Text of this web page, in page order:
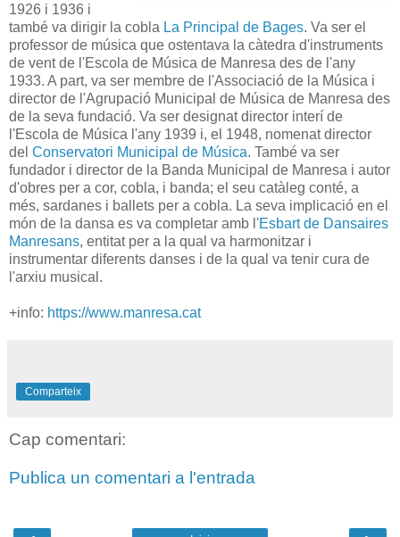
1926 i 1936 i
també va dirigir la cobla La Principal de Bages. Va ser el
professor de música que ostentava la càtedra d'instruments
de vent de l'Escola de Música de Manresa des de l'any
1933. A part, va ser membre de l'Associació de la Música i
director de l'Agrupació Municipal de Música de Manresa des
de la seva fundació. Va ser designat director interí de
l'Escola de Música l'any 1939 i, el 1948, nomenat director
del Conservatori Municipal de Música. També va ser
fundador i director de la Banda Municipal de Manresa i autor
d'obres per a cor, cobla, i banda; el seu catàleg conté, a
més, sardanes i ballets per a cobla. La seva implicació en el
món de la dansa es va completar amb l'Esbart de Dansaires
Manresans, entitat per a la qual va harmonitzar i
instrumentar diferents danses i de la qual va tenir cura de
l'arxiu musical.
+info: https://www.manresa.cat
Comparteix
Cap comentari:
Publica un comentari a l'entrada